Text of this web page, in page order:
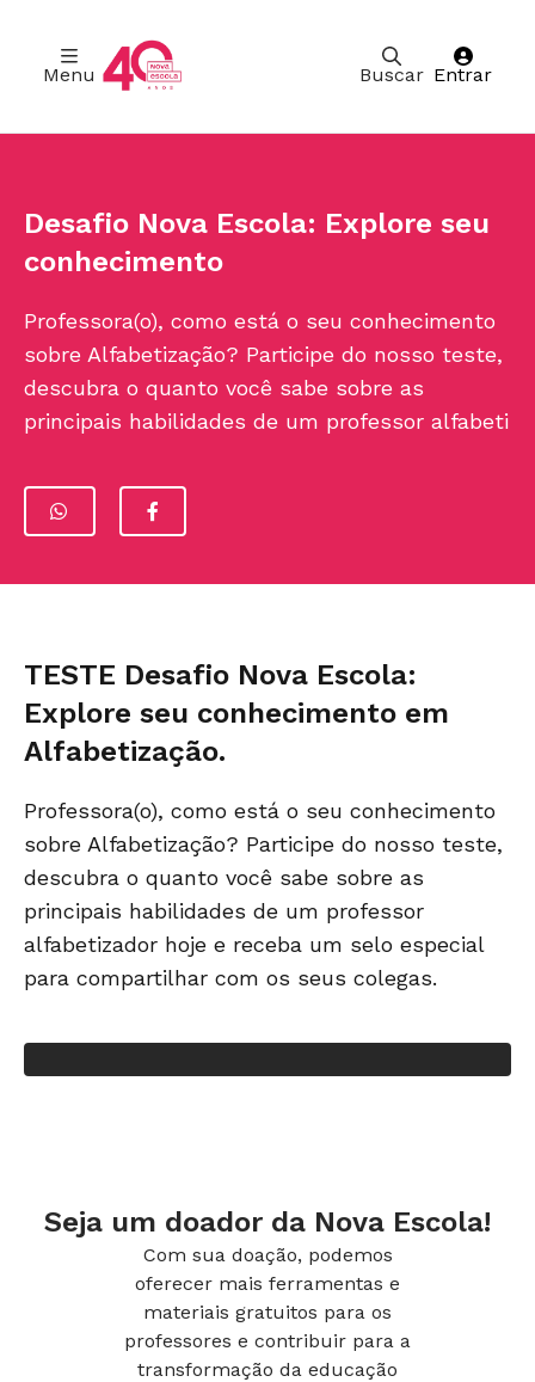
Buscar
Menu Entrar
Desafio Nova Escola: Explore seu
conhecimento
Professora(o), como está o seu conhecimento
sobre Alfabetização? Participe do nosso teste,
descubra o quanto você sabe sobre as
principais habilidades de um professor alfabeti
TESTE Desafio Nova Escola:
Explore seu conhecimento em
Alfabetização.
Professora(o), como está o seu conhecimento
sobre Alfabetização? Participe do nosso teste,
descubra o quanto você sabe sobre as
principais habilidades de um professor
alfabetizador hoje e receba um selo especial
para compartilhar com os seus colegas.
Seja um doador da Nova Escola!
Com sua doação, podemos
oferecer mais ferramentas e
materiais gratuitos para os
professores e contribuir para a
transformação da educação